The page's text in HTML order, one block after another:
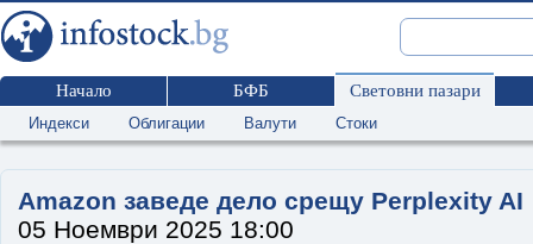
Начало БФБ Световни пазари
Индекси Облигации Валути Стоки
Amazon заведе дело срещу Perplexity AI
05 Ноември 2025 18:00